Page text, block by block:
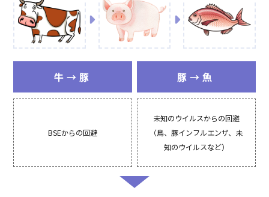
牛→豚
BSEからの回避
豚→魚
未知のウイルスからの回避
（鳥、豚インフルエンザ、未
知のウイルスなど）